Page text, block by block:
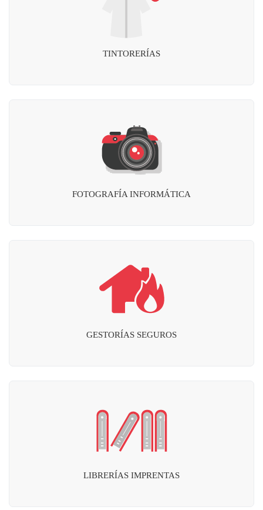
TINTORERÍAS
FOTOGRAFÍA INFORMÁTICA
GESTORÍAS SEGUROS
LIBRERÍAS IMPRENTAS